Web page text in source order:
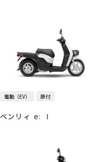
電動（EV） 原付
ベンリィ e: Ⅰ